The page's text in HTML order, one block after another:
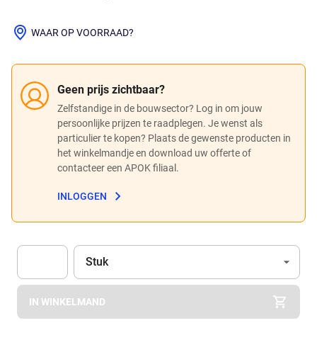
Geen prijs zichtbaar?
Zelfstandige in de bouwsector? Log in om jouw
persoonlijke prijzen te raadplegen. Je wenst als
particulier te kopen? Plaats de gewenste producten in
het winkelmandje en download uw offerte of
contacteer een APOK filiaal.
INLOGGEN
WAAR OP VOORRAAD?
Apok.Product.Detail.AddToCart.Quantity (Optioneel)
Eenheid
Stuk
IN WINKELMAND